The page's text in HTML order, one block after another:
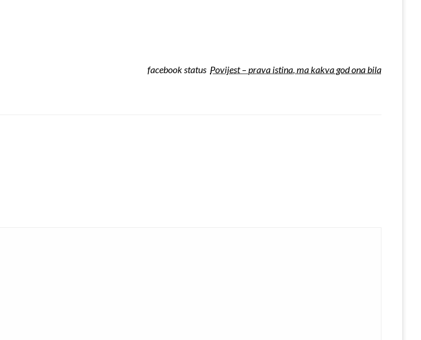
facebook status Povijest – prava istina, ma kakva god ona bila